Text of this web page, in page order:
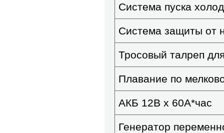
Система пуска
Система защиты от
Тросовый талреп
Плавание по
АКБ 12В х 60А*час
Генератор